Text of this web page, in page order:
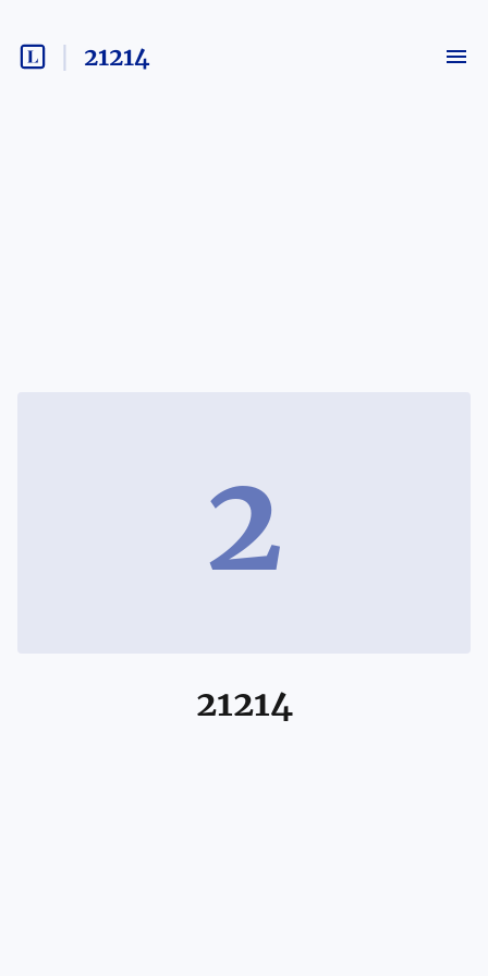
21214
2
21214